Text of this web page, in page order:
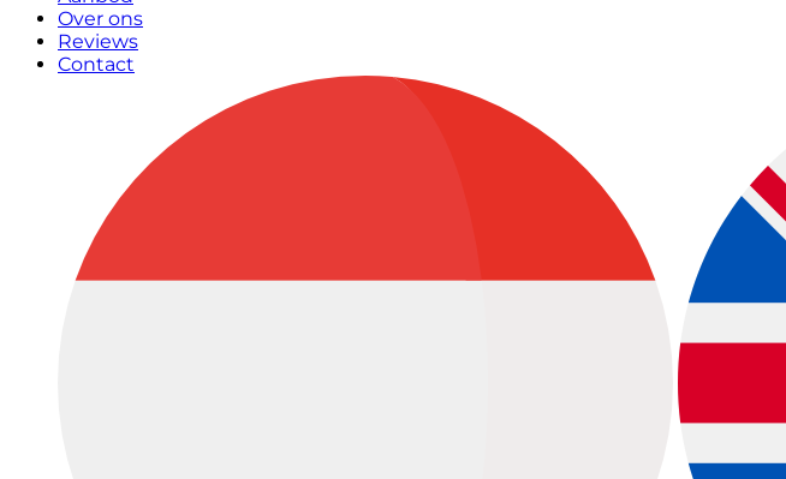
Over ons
Reviews
Contact